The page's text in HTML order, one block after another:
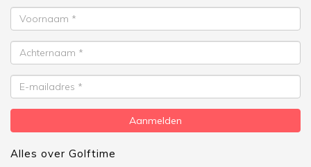
Voornaam
Achternaam
E-
mailadres
Aanmelden
Alles over Golftime